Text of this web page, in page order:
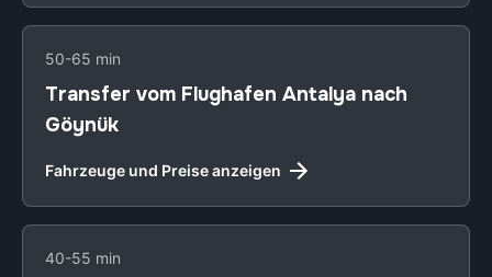
50-65 min
Transfer vom Flughafen Antalya nach
Göynük
Fahrzeuge und Preise anzeigen
40-55 min